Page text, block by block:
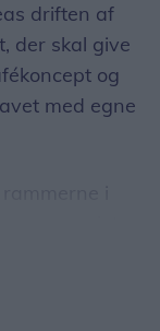
driften af
der skal give
og
med egne
at folde
niveau,